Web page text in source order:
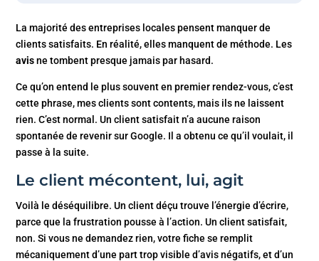
La majorité des entreprises locales pensent manquer de
clients satisfaits. En réalité, elles manquent de méthode. Les
avisne tombent presque jamais par hasard.
Ce qu’on entend le plus souvent en premier rendez-vous, c’est
cette phrase, mes clients sont contents, mais ils ne laissent
rien. C’est normal. Un client satisfait n’a aucune raison
spontanée de revenir sur Google. Il a obtenu ce qu’il voulait, il
passe à la suite.
Le client mécontent, lui, agit
Voilà le déséquilibre. Un client déçu trouve l’énergie d’écrire,
parce que la frustration pousse à l’action. Un client satisfait,
non. Si vous ne demandez rien, votre fiche se remplit
mécaniquement d’une part trop visible d’avis négatifs, et d’un